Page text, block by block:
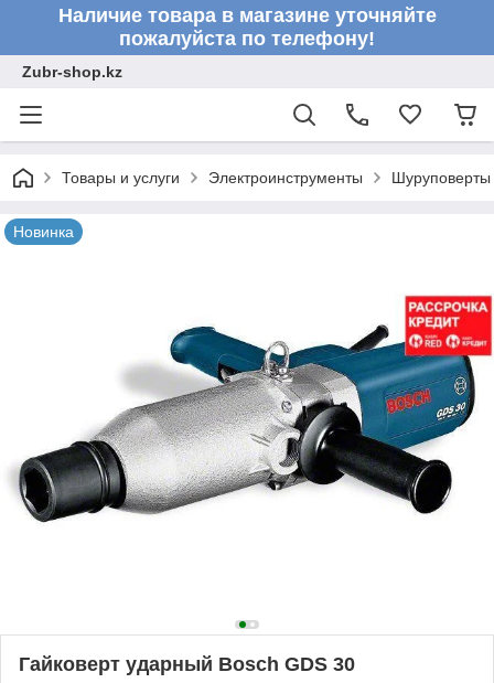
Наличие товара в магазине уточняйте
пожалуйста по телефону!
Zubr-shop.kz
Товары и услуги Электроинструменты Шуруповерты
Новинка
Гайковерт ударный Bosch GDS 30